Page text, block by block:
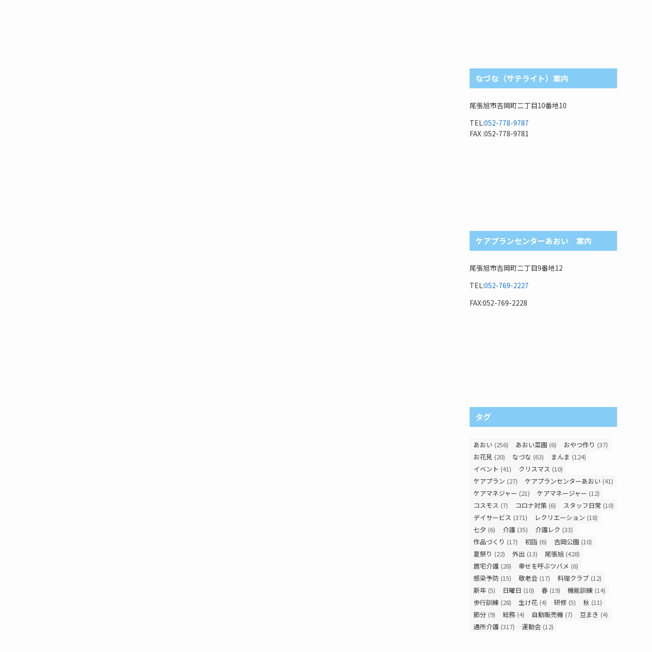
なづな（サテライト）案内
尾張旭市吉岡町二丁目10番地10
TEL:052-778-9787
FAX :052-778-9781
ケアプランセンターあおい 案内
尾張旭市吉岡町二丁目9番地12
TEL:052-769-2227
FAX:052-769-2228
タグ
あおい (256) あおい菜園 (6) おやつ作り (37)
お花見 (20) なづな (63) まんま (124)
イベント (41) クリスマス (10)
ケアプラン (27) ケアプランセンターあおい (41)
ケアマネジャー (21) ケアマネージャー (12)
コスモス (7) コロナ対策 (6) スタッフ日常 (10)
デイサービス (371) レクリエーション (18)
七夕 (6) 介護 (35) 介護レク (33)
作品づくり (17) 初詣 (6) 吉岡公園 (10)
夏祭り (22) 外出 (13) 尾張旭 (428)
居宅介護 (28) 幸せを呼ぶツバメ (6)
感染予防 (15) 敬老会 (17) 料理クラブ (12)
新年 (5) 日曜日 (10) 春 (19) 機能訓練 (14)
歩行訓練 (28) 生け花 (4) 研修 (5) 秋 (11)
節分 (9) 総務 (4) 自動販売機 (7) 豆まき (4)
通所介護 (317) 運動会 (12)